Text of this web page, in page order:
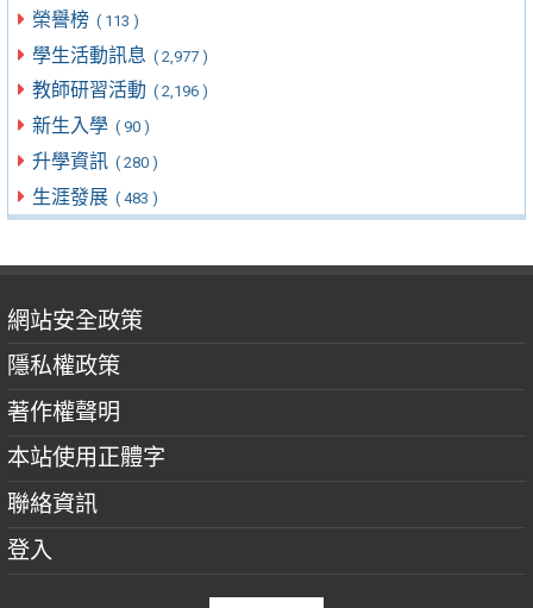
榮譽榜 ( 113 )
學生活動訊息 ( 2,977 )
教師研習活動 ( 2,196 )
新生入學 ( 90 )
升學資訊 ( 280 )
生涯發展 ( 483 )
網站安全政策
隱私權政策
著作權聲明
本站使用正體字
聯絡資訊
登入